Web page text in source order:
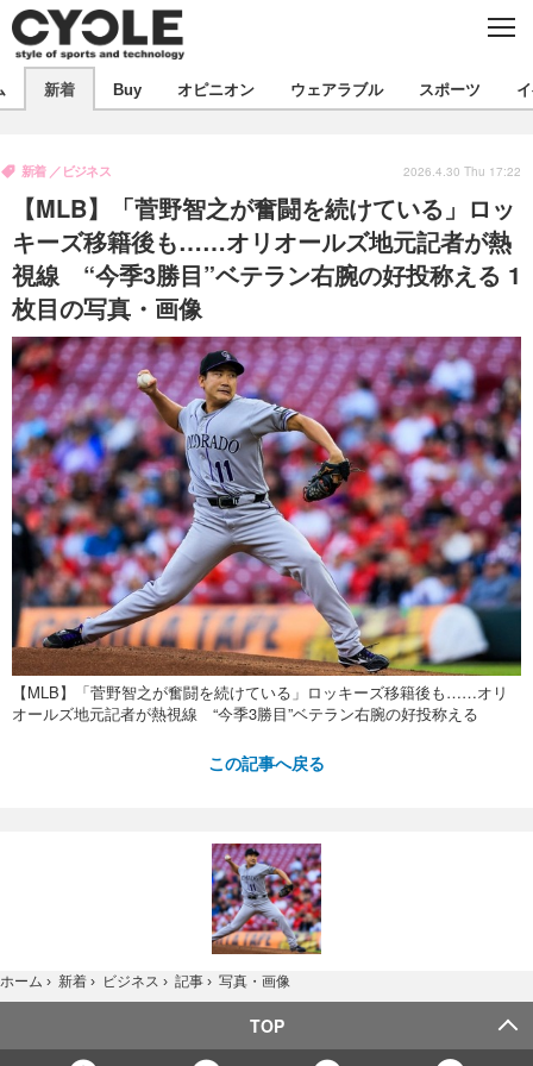
C
E
製品/用品
衣類
飲食
バックナンバー
コラム
インプレ
ボイス
デバイス
ビジネス
国内
海外
スポーツ
短信
まとめ
選手
動画
イベント
試乗会
ツアー
文化
エンタメ
芸能
出版／映画
話題
ファッション
デザイン
写真
動画
ライフ
社会
政治
ハウツー
新着 Buy オピニオン ウェアラブル スポーツ
【MLB】「菅野智之が奮闘を続けている」ロッ
キーズ移籍後も……オリオールズ地元記者が熱
視線 “今季3勝目”ベテラン右腕の好投称える 1
枚目の写真・画像
新着 ビジネス 2026.4.30 Thu 17:22
【MLB】「菅野智之が奮闘を続けている」ロッキーズ移籍後も……オリ
オールズ地元記者が熱視線 “今季3勝目”ベテラン右腕の好投称える
この記事へ戻る
ホーム › 新着 › ビジネス › 記事 › 写真・画像
TOP